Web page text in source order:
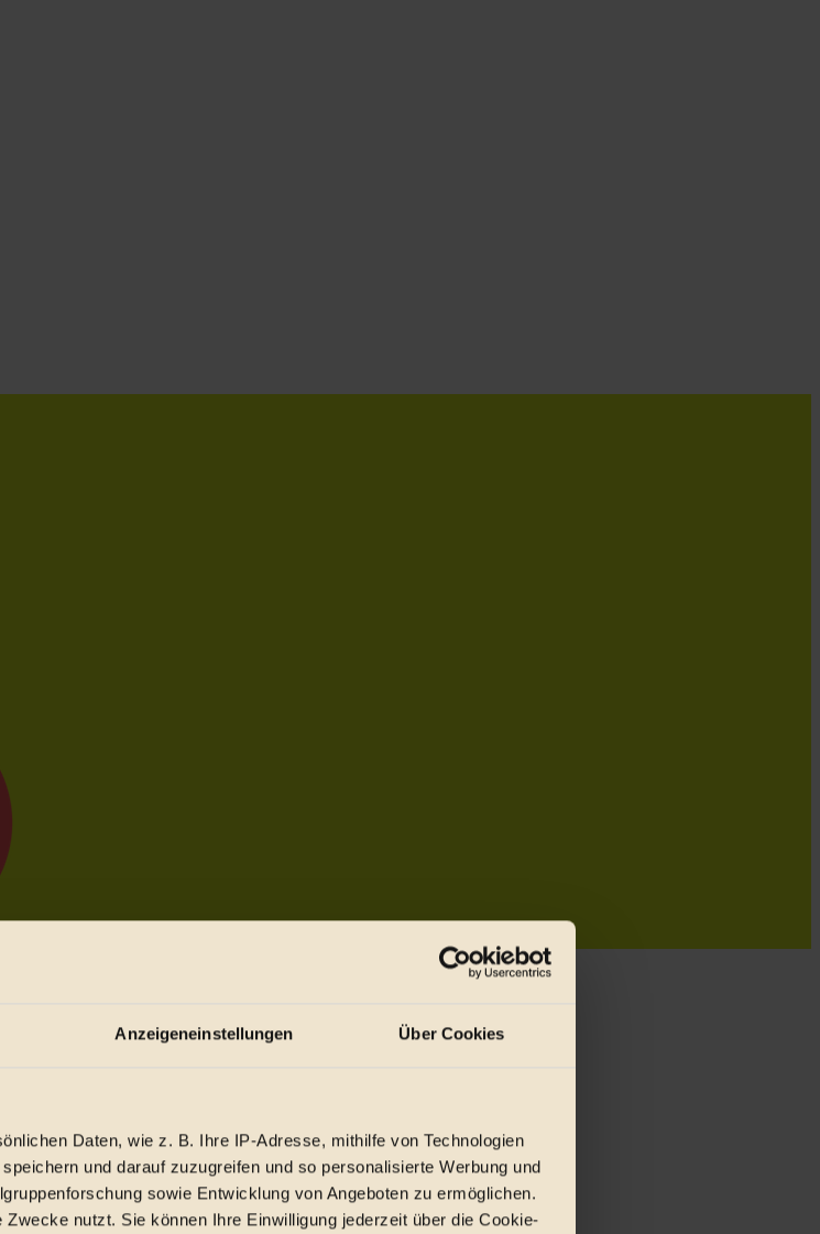
Anzeigeneinstellungen Über Cookies
Daten, wie z. B. Ihre IP-Adresse, mithilfe von Technologien
und darauf zuzugreifen und so personalisierte Werbung und
sowie Entwicklung von Angeboten zu ermöglichen.
nutzt. Sie können Ihre Einwilligung jederzeit über die Cookie-